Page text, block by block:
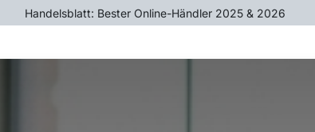
​Handelsblatt: Bester Online-Händler 2025 & 2026